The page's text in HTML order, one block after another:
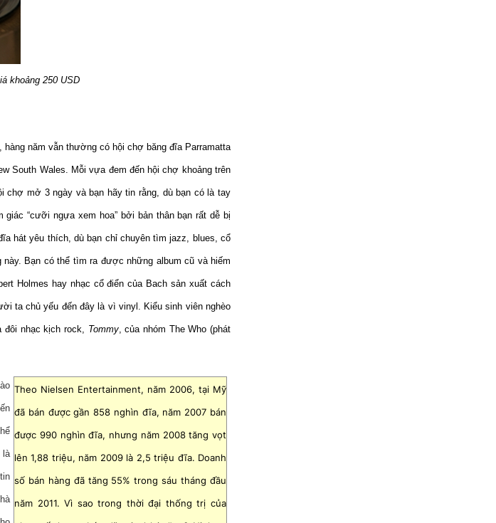
khoảng 250 USD
năm vẫn thường có hội chợ băng đĩa Parramatta
South Wales. Mỗi vựa đem đến hội chợ khoảng trên
chợ mở 3 ngày và bạn hãy tin rằng, dù bạn có là tay
“cưỡi ngựa xem hoa” bởi bản thân bạn rất dễ bị
hát yêu thích, dù bạn chỉ chuyên tìm jazz, blues, cổ
Bạn có thể tìm ra được những album cũ và hiếm
Holmes hay nhạc cổ điển của Bach sản xuất cách
ta chủ yếu đến đây là vì vinyl. Kiểu sinh viên nghèo
đôi nhạc kịch rock, Tommy, của nhóm The Who (phát
Theo Nielsen Entertainment, năm 2006, tại Mỹ
đã bán được gần 858 nghìn đĩa, năm 2007 bán
được 990 nghìn đĩa, nhưng năm 2008 tăng vọt
lên 1,88 triệu, năm 2009 là 2,5 triệu đĩa. Doanh
số bán hàng đã tăng 55% trong sáu tháng đầu
năm 2011. Vì sao trong thời đại thống trị của
là